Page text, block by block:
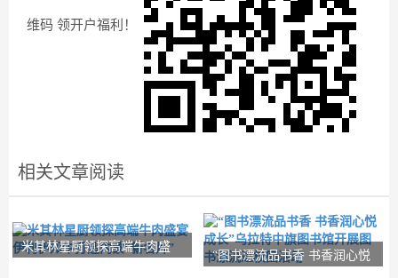
维码 领开户福利！
相关文章阅读
米其林星厨领探高端牛肉盛
“图书漂流品书香 书香润心悦